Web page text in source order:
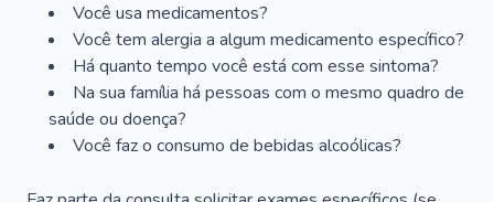
Você usa medicamentos?
Você tem alergia a algum medicamento específico?
Há quanto tempo você está com esse sintoma?
Na sua família há pessoas com o mesmo quadro de
saúde ou doença?
Você faz o consumo de bebidas alcoólicas?